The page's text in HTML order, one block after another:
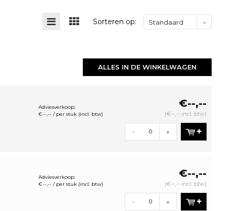
Sorteren op: Standaard
ALLES IN DE WINKELWAGEN
€--,--
Adviesverkoop:
€--,-- / per stuk (incl. btw)
(€--,-- incl. btw)
- +
€--,--
Adviesverkoop:
€--,-- / per stuk (incl. btw)
(€--,-- incl. btw)
- +